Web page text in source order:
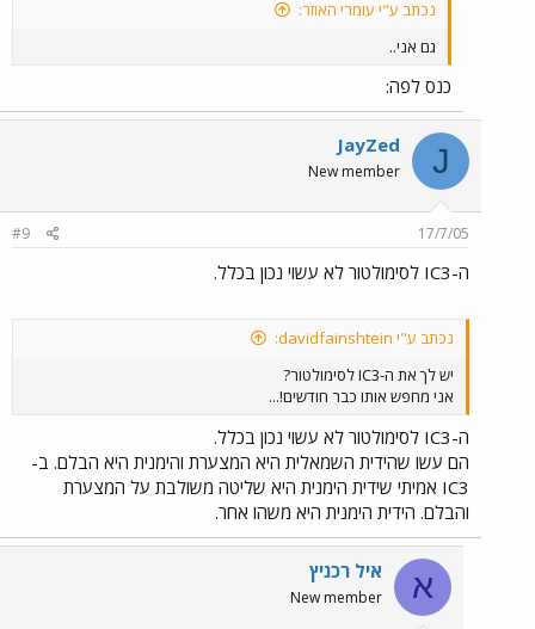
נכתב ע"י עומרי האוזר:
גם אני..
כנס לפה:
J
JayZed
New member
17/7/05
#9
ה-IC3 לסימולטור לא עשוי נכון בכלל.
נכתב ע"י davidfainshtein:
יש לך את ה-IC3 לסימולטור?
אני מחפש אותו כבר חודשים!...
ה-IC3 לסימולטור לא עשוי נכון בכלל.
הם עשו שהידית השמאלית היא המצערת והימנית היא הבלם. ב-
IC3 אמיתי שידית הימנית היא שליטה משולבת על המצערת
והבלם. הידית הימנית היא משהו אחר.
א איל רכניץ
New member